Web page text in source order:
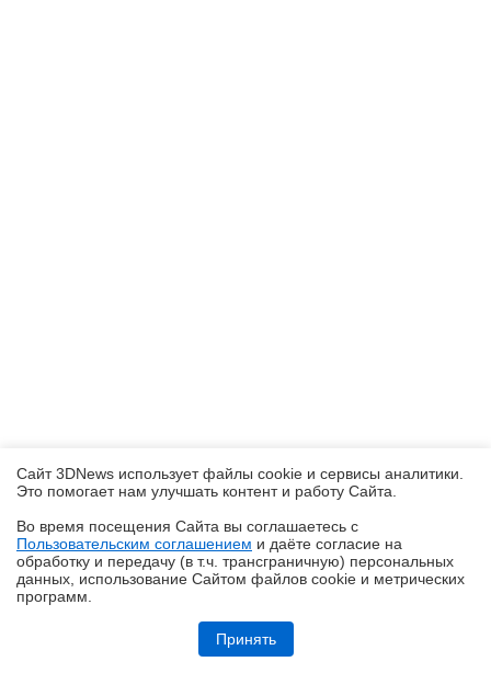
Обзор и тест системы жидкостного охлаждения DeepCool LT360 Vision
ARGB с 4,5-дюймовым экраном
Сайт 3DNews использует файлы cookie и сервисы аналитики.
Это помогает нам улучшать контент и работу Cайта.
Во время посещения Cайта вы соглашаетесь с
Пользовательским соглашением и даёте согласие на
обработку и передачу (в т.ч. трансграничную) персональных
данных, использование Cайтом файлов cookie и метрических
программ.
Принять